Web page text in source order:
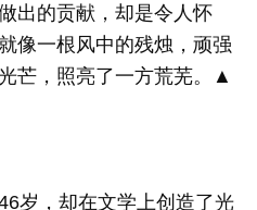
出的贡献，却是令人怀
像一根风中的残烛，顽强
芒，照亮了一方荒芜。▲
，却在文学上创造了光